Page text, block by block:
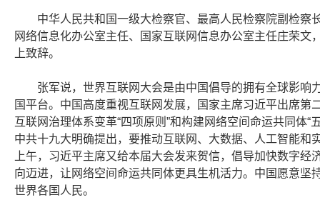
中华人民共和国一级大检察官、最高人民检察院副检
网络信息化办公室主任、国家互联网信息办公室主任庄荣
上致辞。
张军说，世界互联网大会是由中国倡导的拥有全球影
国平台。中国高度重视互联网发展，国家主席习近平出席
互联网治理体系变革“四项原则”和构建网络空间命运共同体
中共十九大明确提出，要推动互联网、大数据、人工智能
上午，习近平主席又给本届大会发来贺信，倡导加快数字
向迈进，让网络空间命运共同体更具生机活力。中国愿意
世界各国人民。